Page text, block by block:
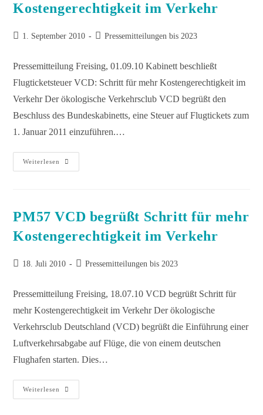
Kostengerechtigkeit im Verkehr
1. September 2010 Pressemitteilungen bis 2023
Pressemitteilung Freising, 01.09.10 Kabinett beschließt
Flugticketsteuer VCD: Schritt für mehr Kostengerechtigkeit im
Verkehr Der ökologische Verkehrsclub VCD begrüßt den
Beschluss des Bundeskabinetts, eine Steuer auf Flugtickets zum
1. Januar 2011 einzuführen.…
Weiterlesen
PM57 VCD begrüßt Schritt für mehr
Kostengerechtigkeit im Verkehr
18. Juli 2010 Pressemitteilungen bis 2023
Pressemitteilung Freising, 18.07.10 VCD begrüßt Schritt für
mehr Kostengerechtigkeit im Verkehr Der ökologische
Verkehrsclub Deutschland (VCD) begrüßt die Einführung einer
Luftverkehrsabgabe auf Flüge, die von einem deutschen
Flughafen starten. Dies…
Weiterlesen